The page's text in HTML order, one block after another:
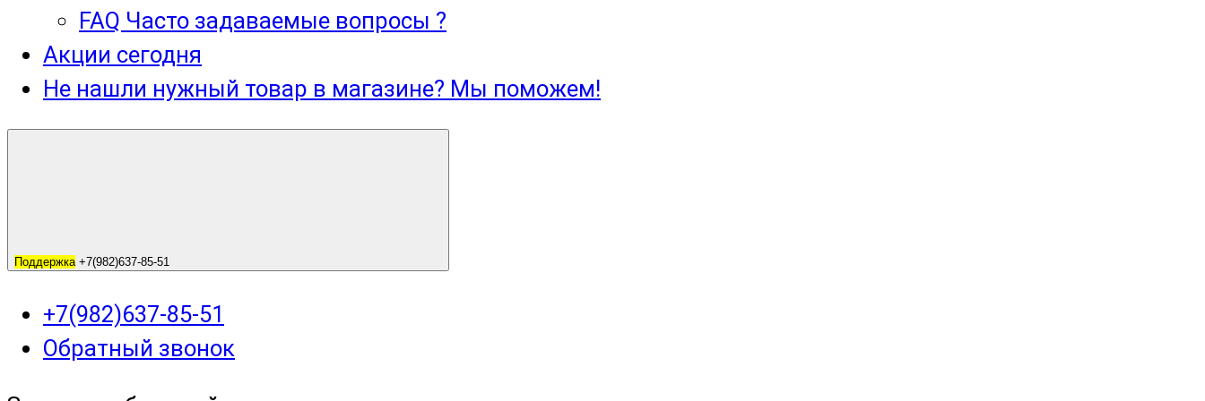
FAQ Часто задаваемые вопросы ?
Акции сегодня
Не нашли нужный товар в магазине? Мы поможем!
Поддержка +7(982)637-85-51
+7(982)637-85-51
Обратный звонок